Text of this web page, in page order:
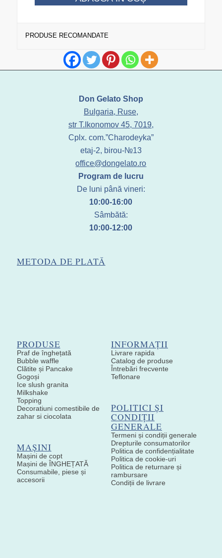
PRODUSE RECOMANDATE
Don Gelato Shop
Bulgaria, Ruse,
str T.Ikonomov 45, 7019,
Cplx. com.”Charodeyka”
etaj-2, birou-№13
office@dongelato.ro
Program de lucru
De luni până vineri:
10:00-16:00
Sâmbătă:
10:00-12:00
METODA DE PLATĂ
PRODUSE
Praf de înghețată
Bubble waffle
Clătite și Pancake
Gogoși
Ice slush granita
Milkshake
Topping
Decoratiuni comestibile de
zahar si ciocolata
MAȘINI
Mașini de copt
Mașini de ÎNGHEȚATĂ
Consumabile, piese și
accesorii
INFORMAȚII
Livrare rapida
Catalog de produse
Întrebări frecvente
Teflonare
POLITICI ȘI
CONDIȚII
GENERALE
Termeni și condiții generale
Drepturile consumatorilor
Politica de confidențialitate
Politica de cookie-uri
Politica de returnare și
rambursare
Condiții de livrare